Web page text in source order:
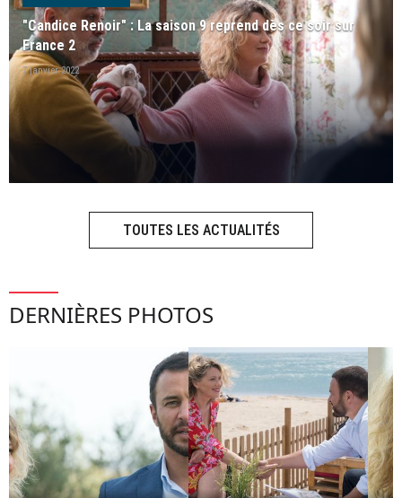
"Candice Renoir" : La saison 9 reprend dès ce soir sur
France 2
7 janvier 2022
TOUTES LES ACTUALITÉS
DERNIÈRES PHOTOS